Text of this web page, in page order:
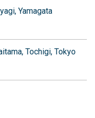
Yamagata
Tochigi Tokyo